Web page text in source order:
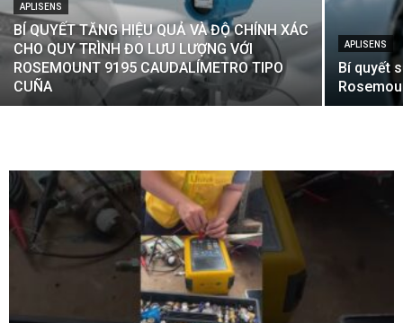
APLISENS
BÍ QUYẾT TĂNG HIỆU QUẢ VÀ ĐỘ CHÍNH XÁC
CHO QUY TRÌNH ĐO LƯU LƯỢNG VỚI
ROSEMOUNT 9195 CAUDALÍMETRO TIPO
CUÑA
APLISENS
Bí quyết